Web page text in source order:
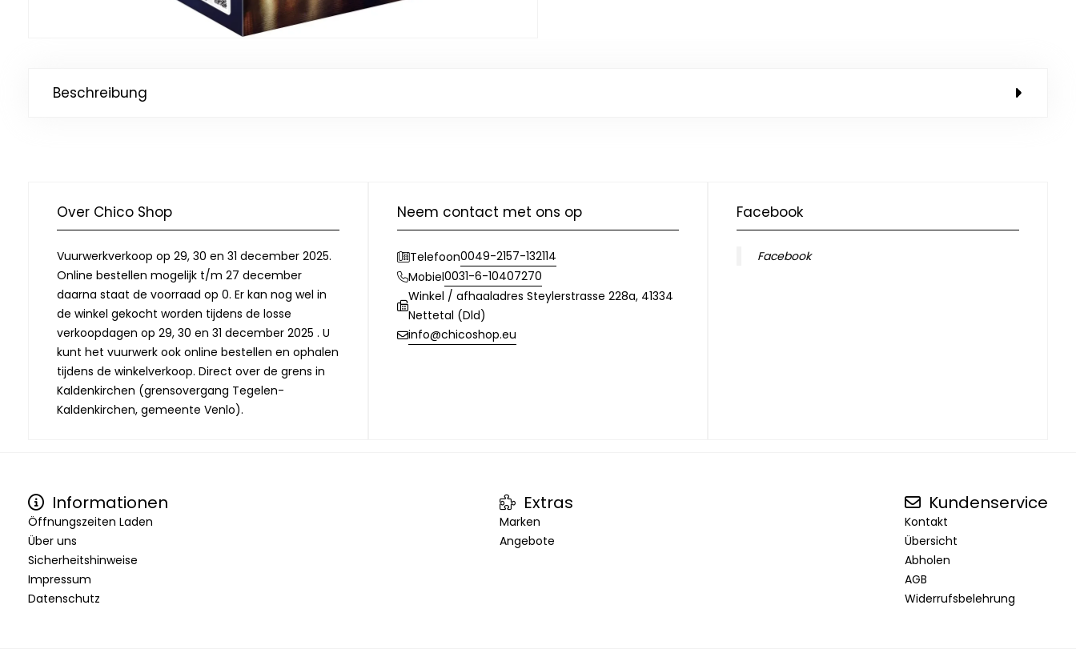
Beschreibung
Over Chico Shop
Vuurwerkverkoop op 29, 30 en 31 december 2025.
Online bestellen mogelijk t/m 27 december
daarna staat de voorraad op 0. Er kan nog wel in
de winkel gekocht worden tijdens de losse
verkoopdagen op 29, 30 en 31 december 2025 . U
kunt het vuurwerk ook online bestellen en ophalen
tijdens de winkelverkoop. Direct over de grens in
Kaldenkirchen (grensovergang Tegelen-
Kaldenkirchen, gemeente Venlo).
Neem contact met ons op
Telefoon0049-2157-132114
Mobiel0031-6-10407270
Winkel / afhaaladres Steylerstrasse 228a, 41334
Nettetal (Dld)
info@chicoshop.eu
Facebook
Facebook
Informationen
Öffnungszeiten Laden
Über uns
Sicherheitshinweise
Impressum
Datenschutz
Extras
Marken
Angebote
Kundenservice
Kontakt
Übersicht
Abholen
AGB
Widerrufsbelehrung